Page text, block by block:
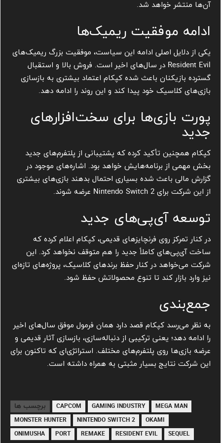
آن‌ها منتشر خواهد شد.
ادامه موفقیت ریمیک‌ها
یکی از دلایل اصلی ادامه این سیاست، موفقیت بزرگ ریمیک‌های
Resident Evil در سال‌های اخیر است. فروش بالا و استقبال
گسترده بازیکنان باعث شده کپکام اعتماد بیشتری به بازسازی
بازی‌های کلاسیک خود پیدا کند و این روند را ادامه دهد.
پورت بازی‌ها برای سخت‌افزارهای
جدید
کپکام همچنین تأکید کرده که پشتیبانی از پلتفرم‌های جدید
بخش مهمی از برنامه‌هایش خواهد بود. اشاره‌های موجود در
گزارش مالی باعث شده بسیاری احتمال بدهند بازی‌های بیشتری
از این شرکت برای Nintendo Switch 2 عرضه شوند.
توسعه آی‌پی‌های جدید
در کنار تمرکز روی فرنچایزهای قدیمی، کپکام اعلام کرده که
ساخت آی‌پی‌های کاملاً جدید را هم متوقف نخواهد کرد. این
شرکت می‌خواهد در کنار حفظ برندهای کلاسیک، پروژه‌های تازه‌ای
نیز وارد بازار کند تا تنوع محصولاتش حفظ شود.
جمع‌بندی
به نظر می‌رسد کپکام قصد دارد همان فرمول موفق سال‌های اخیر
را ادامه دهد؛ یعنی ترکیبی از دنباله‌سازی، بازسازی آثار قدیمی و
عرضه بازی‌ها روی پلتفرم‌های مختلف. استراتژی‌ای که تاکنون برای
این شرکت نتایج بسیار مثبتی به همراه داشته است.
برچسب ها CAPCOM GAMING INDUSTRY
MEGA MAN
MONSTER HUNTER
NINTENDO SWITCH 2
OKAMI
ONIMUSHA
PORT REMAKE RESIDENT EVIL SEQUEL